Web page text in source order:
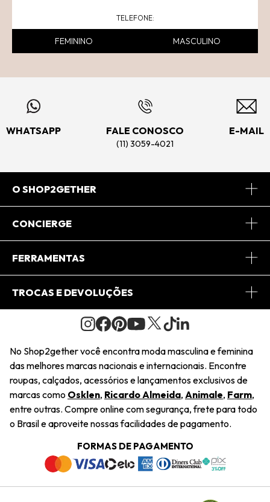
FEMININO MASCULINO
WHATSAPP FALE CONOSCO
(11) 3059-4021
E-MAIL
O SHOP2GETHER
Sobre Nós
Journal
Saiu na Mídia
Sustentabilidade
Navegando
Termos e Condições
Trabalhe Conosco
CONCIERGE
Central de Relacionamento
Regulamento e Promoções
FERRAMENTAS
Minha Conta
Pedido de Presente
Wishlist
TROCAS E DEVOLUÇÕES
Condições Gerais
Troca Fácil
Restituição de Pagamento
Dúvidas Frequentes
Termos e Condições
Política de Privacidade
No Shop2gether você encontra moda masculina e feminina
das melhores marcas nacionais e internacionais. Encontre
roupas, calçados, acessórios e lançamentos exclusivos de
marcas como Osklen, Ricardo Almeida, Animale, Farm,
entre outras. Compre online com segurança, frete para todo
o Brasil e aproveite nossas facilidades de pagamento.
FORMAS DE PAGAMENTO